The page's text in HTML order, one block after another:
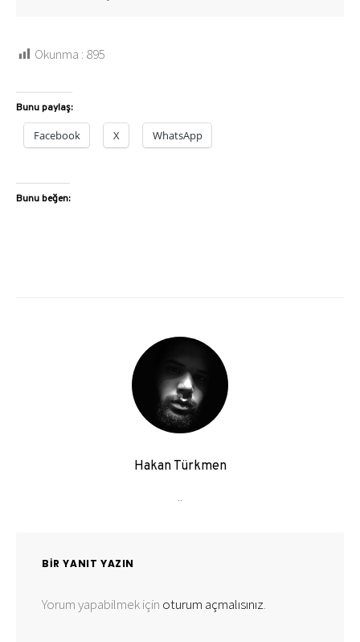
Okunma : 895
Bunu paylaş:
Facebook X WhatsApp
Bunu beğen:
Hakan Türkmen
..
BIR YANIT YAZIN
Yorum yapabilmek için oturum açmalısınız.